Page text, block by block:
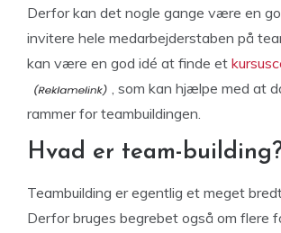
Derfor kan det nogle gange være en
invitere hele medarbejderstaben på
kan være en god idé at finde et
, som kan hjælpe med at
rammer for teambuildingen.
Hvad er team-
Teambuilding er egentlig et meget
Derfor bruges begrebet også om flere